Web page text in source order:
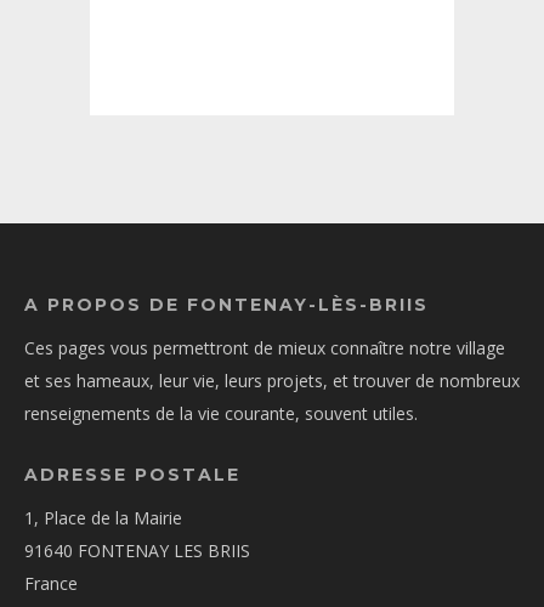
A PROPOS DE FONTENAY-LÈS-BRIIS
Ces pages vous permettront de mieux connaître notre village
et ses hameaux, leur vie, leurs projets, et trouver de nombreux
renseignements de la vie courante, souvent utiles.
ADRESSE POSTALE
1, Place de la Mairie
91640 FONTENAY LES BRIIS
France